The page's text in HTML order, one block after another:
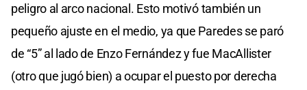
peligro al arco nacional. Esto motivó también un
pequeño ajuste en el medio, ya que Paredes se paró
de “5” al lado de Enzo Fernández y fue MacAllister
(otro que jugó bien) a ocupar el puesto por derecha